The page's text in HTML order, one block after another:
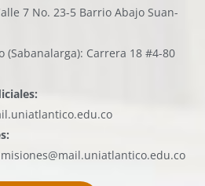
7 No. 23-5 Barrio Abajo Suan-
(Sabanalarga): Carrera 18 #4-80